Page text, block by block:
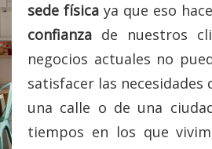
sede física ya que eso
confianza de nuestros
negocios actuales no
satisfacer las necesidades
una calle o de una
tiempos en los que